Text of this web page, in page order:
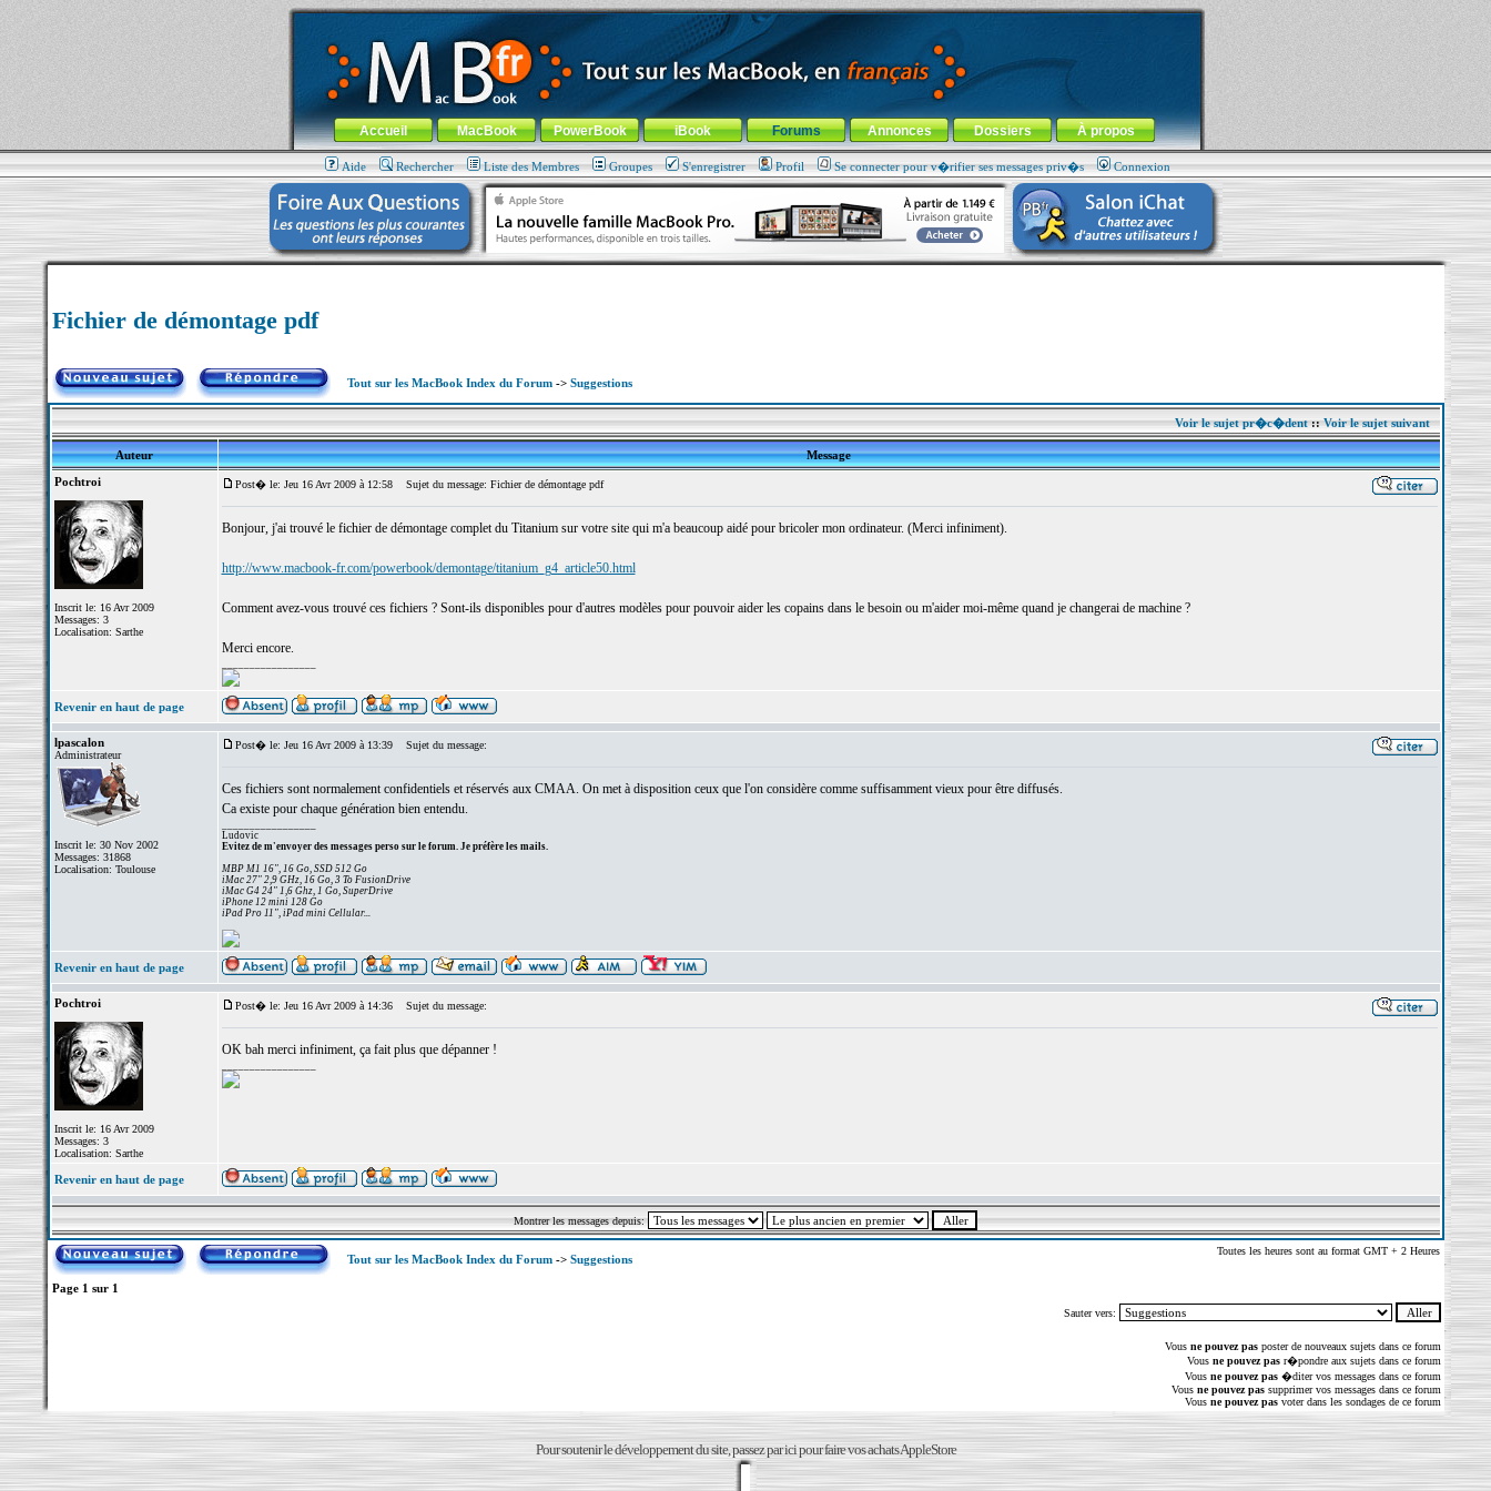
MacBook-fr.com : 100% Apple... 100% nomade !
Aller au contenu-Aller au menu général-Aller au menu de la rubrique
Menu général
Accueil MacBook PowerBook iBook Forums Annonces Dossiers À propos
Aide Rechercher Liste des Membres Groupes S'enregistrer Profil Se connecter pour v�rifier ses messages priv�s Connexion
Fichier de démontage pdf
Tout sur les MacBook Index du Forum-> Suggestions
Voir le sujet pr�c�dent::Voir le sujet suivant
Auteur
Message
Pochtroi
Inscrit le: 16 Avr 2009
Messages: 3
Localisation: Sarthe
Post� le: Jeu 16 Avr 2009 à 12:58 Sujet du message: Fichier de démontage pdf
Bonjour, j'ai trouvé le fichier de démontage complet du Titanium sur votre site qui m'a beaucoup aidé pour bricoler mon ordinateur. (Merci infiniment).
http://www.macbook-fr.com/powerbook/demontage/titanium_g4_article50.html
Comment avez-vous trouvé ces fichiers ? Sont-ils disponibles pour d'autres modèles pour pouvoir aider les copains dans le besoin ou m'aider moi-même quand je changerai de machine ?
Merci encore.
Revenir en haut de page
lpascalon
Administrateur
Inscrit le: 30 Nov 2002
Messages: 31868
Localisation: Toulouse
Post� le: Jeu 16 Avr 2009 à 13:39 Sujet du message:
Ces fichiers sont normalement confidentiels et réservés aux CMAA. On met à disposition ceux que l'on considère comme suffisamment vieux pour être diffusés.
Ca existe pour chaque génération bien entendu.
Ludovic
Evitez de m'envoyer des messages perso sur le forum. Je préfère les mails.
MBP M1 16", 16 Go, SSD 512 Go
iMac 27" 2,9 GHz, 16 Go, 3 To FusionDrive
iMac G4 24" 1,6 Ghz, 1 Go, SuperDrive
iPhone 12 mini 128 Go
iPad Pro 11", iPad mini Cellular...
Revenir en haut de page
Pochtroi
Inscrit le: 16 Avr 2009
Messages: 3
Localisation: Sarthe
Post� le: Jeu 16 Avr 2009 à 14:36 Sujet du message:
OK bah merci infiniment, ça fait plus que dépanner !
Revenir en haut de page
Montrer les messages depuis:
Tout sur les MacBook Index du Forum-> Suggestions
Toutes les heures sont au format GMT + 2 Heures
Page 1 sur 1
Sauter vers:
Vous ne pouvez pasposter de nouveaux sujets dans ce forum
Vous ne pouvez pasr�pondre aux sujets dans ce forum
Vous ne pouvez pas�diter vos messages dans ce forum
Vous ne pouvez passupprimer vos messages dans ce forum
Vous ne pouvez pasvoter dans les sondages de ce forum
Pour soutenir le développement du site, passez par ici pour faire vos achats AppleStore